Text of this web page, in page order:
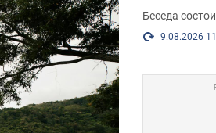
произошло
Беседа
9.08.2026